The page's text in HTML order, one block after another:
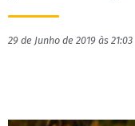
29 de Junho de 2019 às 21:03